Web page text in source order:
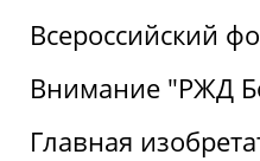
Всероссийский
Внимание "РЖД
Главная